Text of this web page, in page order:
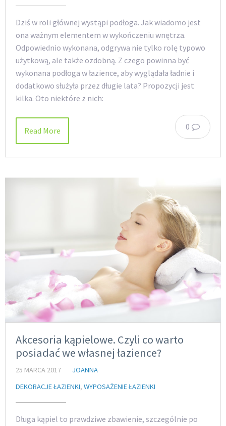
Dziś w roli głównej wystąpi podłoga. Jak wiadomo jest
ona ważnym elementem w wykończeniu wnętrza.
Odpowiednio wykonana, odgrywa nie tylko rolę typowo
użytkową, ale także ozdobną. Z czego powinna być
wykonana podłoga w łazience, aby wyglądała ładnie i
dodatkowo służyła przez długie lata? Propozycji jest
kilka. Oto niektóre z nich:
0
Read More
Akcesoria kąpielowe. Czyli co warto
posiadać we własnej łazience?
25 MARCA 2017
JOANNA
DEKORACJE ŁAZIENKI, WYPOSAŻENIE ŁAZIENKI
Długa kąpiel to prawdziwe zbawienie, szczególnie po